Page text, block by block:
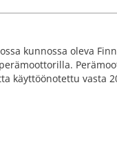
kunnossa oleva
käyttöönotettu vasta